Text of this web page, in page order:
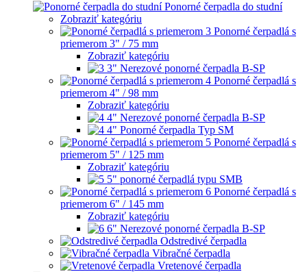
Ponorné čerpadla do studní
Zobraziť kategóriu
Ponorné čerpadlá s
priemerom 3" / 75 mm
Zobraziť kategóriu
3" Nerezové ponorné čerpadla B-SP
Ponorné čerpadlá s
priemerom 4" / 98 mm
Zobraziť kategóriu
4" Nerezové ponorné čerpadla B-SP
4" Ponorné čerpadla Typ SM
Ponorné čerpadlá s
priemerom 5" / 125 mm
Zobraziť kategóriu
5" ponorné čerpadlá typu SMB
Ponorné čerpadlá s
priemerom 6" / 145 mm
Zobraziť kategóriu
6" Nerezové ponorné čerpadla B-SP
Odstredivé čerpadla
Vibračné čerpadla
Vretenové čerpadla